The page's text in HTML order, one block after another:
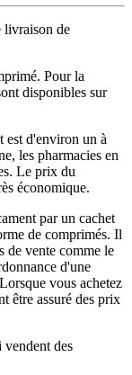
livraison de
Pour la
disponibles sur
est d'environ un à
les pharmacies en
Le prix du
économique.
par un cachet
de comprimés. Il
de vente comme le
d'une
vous achetez
être assuré des prix
vendent des